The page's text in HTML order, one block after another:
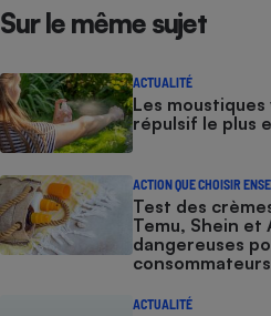
Sur le même sujet
ACTUALITÉ
Les
répulsif le plus
ACTION QUE CHOISIR
Test des
Temu, Shein et
dangereuses
consommateurs
ACTUALITÉ